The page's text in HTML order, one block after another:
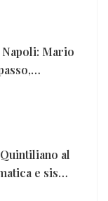
Mario
a Madrid
al
e sisma